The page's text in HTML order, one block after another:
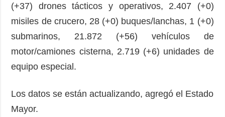
(+37) drones tácticos y operativos, 2.407 (+0)
misiles de crucero, 28 (+0) buques/lanchas, 1 (+0)
submarinos, 21.872 (+56) vehículos de
motor/camiones cisterna, 2.719 (+6) unidades de
equipo especial.
Los datos se están actualizando, agregó el Estado
Mayor.